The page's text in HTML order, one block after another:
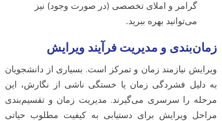
گرامر و املای تخصصی (در صورت وجود) نیز
می‌توانید بهره ببرید.
زمان‌بندی و مدیریت فرآیند ویرایش
ویرایش نیازمند زمان و تمرکز است. بسیاری از دانشجویان
به دلیل فشردگی زمان یا خستگی ناشی از نگارش، این
مرحله را سرسری می‌گیرند. مدیریت زمان و تقسیم‌بندی
مراحل ویرایش برای دستیابی به کیفیت مطلوب حیاتی